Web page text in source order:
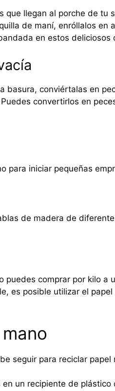
llegan al porche de tu
de maní, enróllalos en
en estos deliciosos
basura, conviértalas en
convertirlos en
para iniciar pequeñas
de madera de
puedes comprar por kilo a
es posible utilizar el
seguir para reciclar papel
un recipiente de